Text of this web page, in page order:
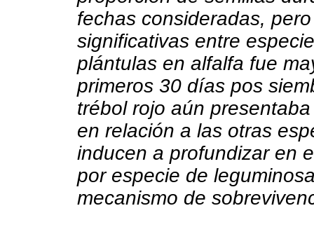
fechas consideradas,
significativas entre
plántulas en alfalfa fue
primeros 30 días pos
trébol rojo aún
en relación a las otras
inducen a profundizar en
por especie de
mecanismo de